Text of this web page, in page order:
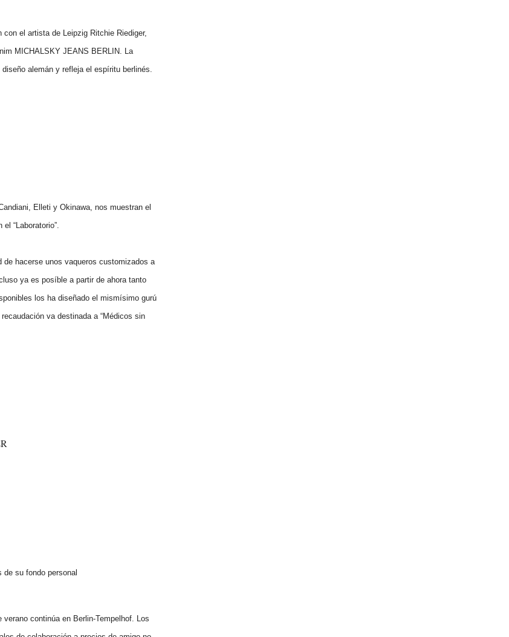
el artista de Leipzig Ritchie Riediger,
MICHALSKY JEANS BERLIN. La
diseño alemán y refleja el espíritu berlinés.
Elleti y Okinawa, nos muestran el
“Laboratorio”.
hacerse unos vaqueros customizados a
ya es posíble a partir de ahora tanto
los ha diseñado el mismísimo gurú
va destinada a “Médicos sin
de su fondo personal
continúa en Berlin-Tempelhof. Los